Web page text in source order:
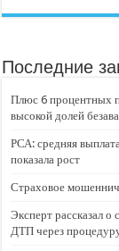
Последние
Плюс 6 процентных
высокой долей
РСА: средняя
показала рост
Страховое
Эксперт рассказал
ДТП через